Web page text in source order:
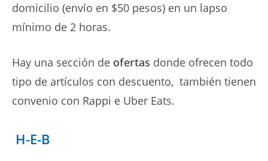
domicilio (envío en $50 pesos) en un lapso
mínimo de 2 horas.
Hay una sección de ofertas donde ofrecen todo
tipo de artículos con descuento, también tienen
convenio con Rappi e Uber Eats.
H-E-B